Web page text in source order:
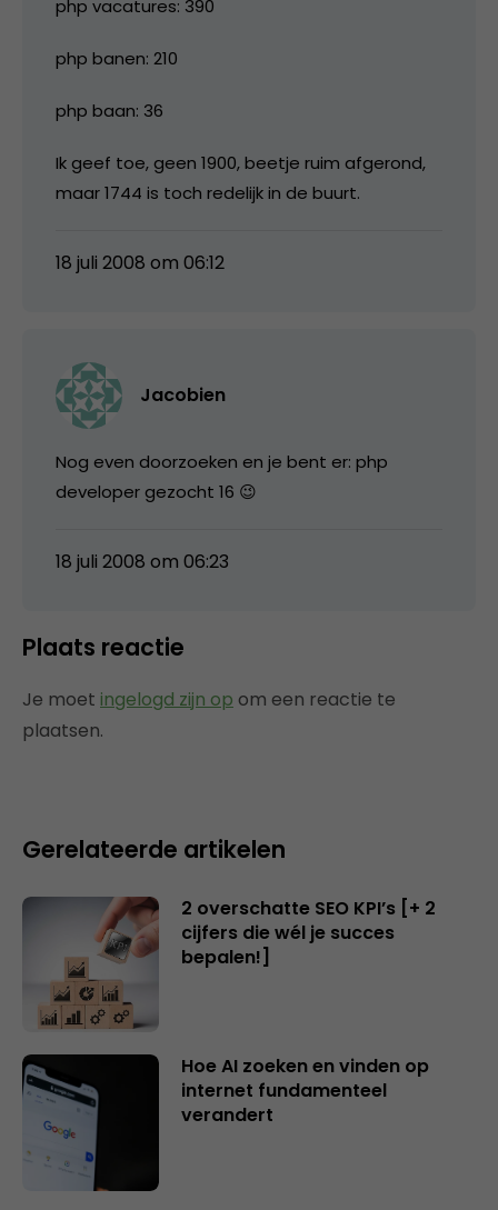
php vacatures: 390
php banen: 210
php baan: 36
Ik geef toe, geen 1900, beetje ruim afgerond,
maar 1744 is toch redelijk in de buurt.
18 juli 2008 om 06:12
Jacobien
Nog even doorzoeken en je bent er: php
developer gezocht 16 😉
18 juli 2008 om 06:23
Plaats reactie
Je moet ingelogd zijn op om een reactie te
plaatsen.
Gerelateerde artikelen
2 overschatte SEO KPI’s [+ 2
cijfers die wél je succes
bepalen!]
Hoe AI zoeken en vinden op
internet fundamenteel
verandert